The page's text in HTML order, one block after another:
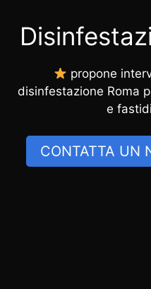
propone
disinfestazione Roma
e
CONTATTA UN